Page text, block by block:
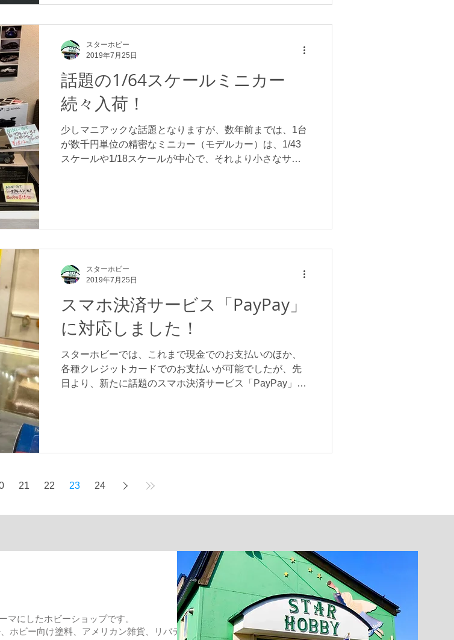
話題の1/64スケールミニカー
続々入荷！
少しマニアックな話題となりますが、数年前までは、1台
が数千円単位の精密なミニカー（モデルカー）は、1/43
スケールや1/18スケールが中心で、それより小さなサイ
スターホビー
2019年7月25日
スマホ決済サービス「PayPay」
に対応しました！
スターホビーでは、これまで現金でのお支払いのほか、
各種クレジットカードでのお支払いが可能でしたが、先
日より、新たに話題のスマホ決済サービス「PayPay」で
スターホビー
2019年7月25日
21 22 23 24
マにしたホビーショップです。
ホビー向け塗料、アメリカン雑貨、リバティーウォーク公式グッズなどを販売しています。